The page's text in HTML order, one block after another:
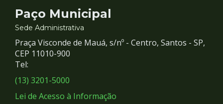
Contato
e
Redes
Sociais
Paço Municipal
Sede Administrativa
Praça Visconde de Mauá, s/nº - Centro, Santos - SP,
CEP 11010-900
Tel:
(13) 3201-5000
Lei de Acesso à Informação